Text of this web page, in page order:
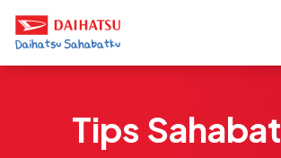
Tips Sahabat